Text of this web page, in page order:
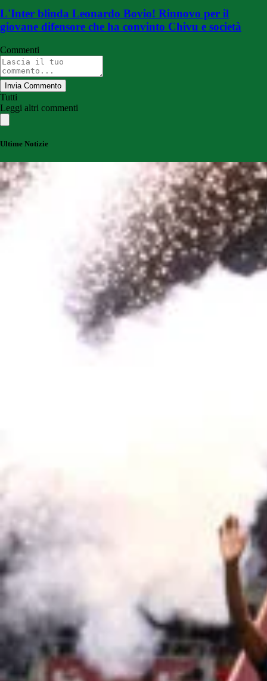
L'Inter blinda Leonardo Bovio! Rinnovo per il
giovane difensore che ha convinto Chivu e società
Commenti
Invia Commento
Tutti
Leggi altri commenti
Ultime Notizie